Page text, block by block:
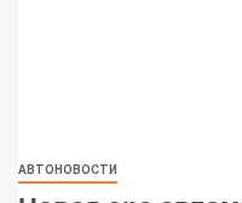
АВТОНОВОСТИ